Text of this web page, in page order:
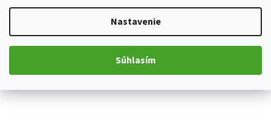
Nastavenie
Súhlasím